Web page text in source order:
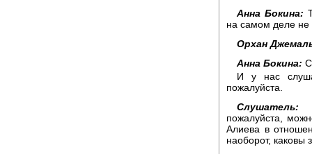
Анна Бокина:
на самом деле не
Орхан
Анна Бокина:
И у нас
пожалуйста.
Слушатель:
пожалуйста,
Алиева в
наоборот, каковы